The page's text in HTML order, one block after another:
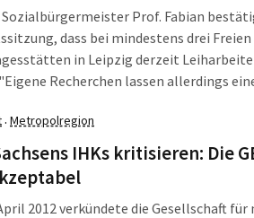
Prof. Fabian
dass bei mindestens drei
in Leipzig derzeit
Recherchen lassen allerdings
Barbara Höll.
· Metropolregion
IHKs kritisieren: Die
2012 verkündete die Gesellschaft für